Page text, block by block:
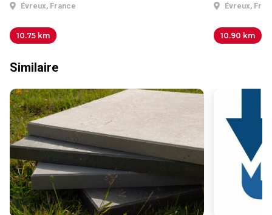
Évreux, France
10.75 km
Évreux,
10.90 km
Similaire